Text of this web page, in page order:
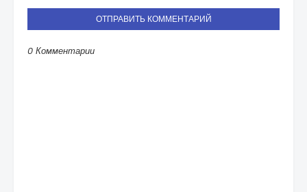
ОТПРАВИТЬ КОММЕНТАРИЙ
0 Комментарии